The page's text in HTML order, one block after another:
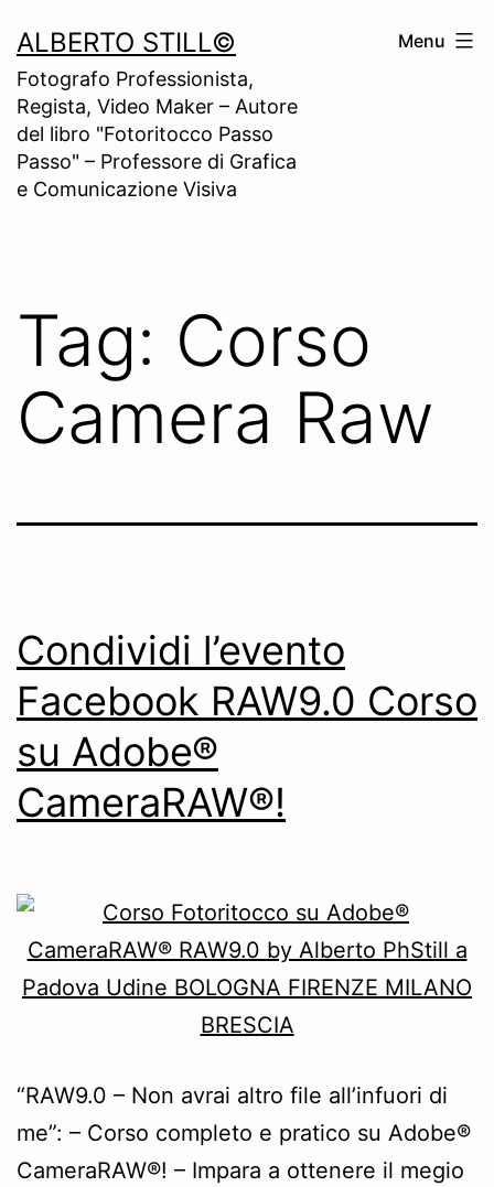
to
content
ALBERTO STILL©
Fotografo Professionista,
Regista, Video Maker – Autore
del libro "Fotoritocco Passo
Passo" – Professore di Grafica
e Comunicazione Visiva
Menu
Tag: Corso
Camera Raw
Condividi l’evento
Facebook RAW9.0 Corso
su Adobe®
CameraRAW®!
“RAW9.0 – Non avrai altro file all’infuori di
me”: – Corso completo e pratico su Adobe®
CameraRAW®! – Impara a ottenere il megio